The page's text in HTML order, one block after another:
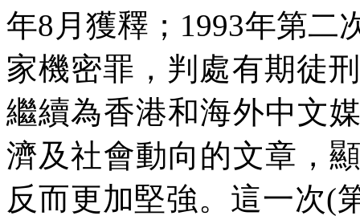
年8 月獲釋； 1993年第二
家機密罪，判處有期徒刑
繼續為香港和海外中文
濟及社會動向的文章，
反而更加堅強。這一次(